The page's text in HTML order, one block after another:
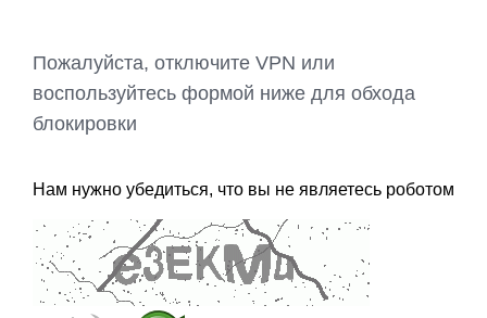
Пожалуйста, отключите VPN или
воспользуйтесь формой ниже для обхода
блокировки
Нам нужно убедиться, что вы не являетесь роботом